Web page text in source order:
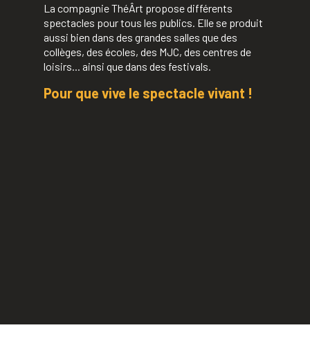
La compagnie ThéÂrt propose différents
spectacles pour tous les publics. Elle se produit
aussi bien dans des grandes salles que des
collèges, des écoles, des MJC, des centres de
loisirs... ainsi que dans des festivals.
Pour que vive le spectacle vivant !